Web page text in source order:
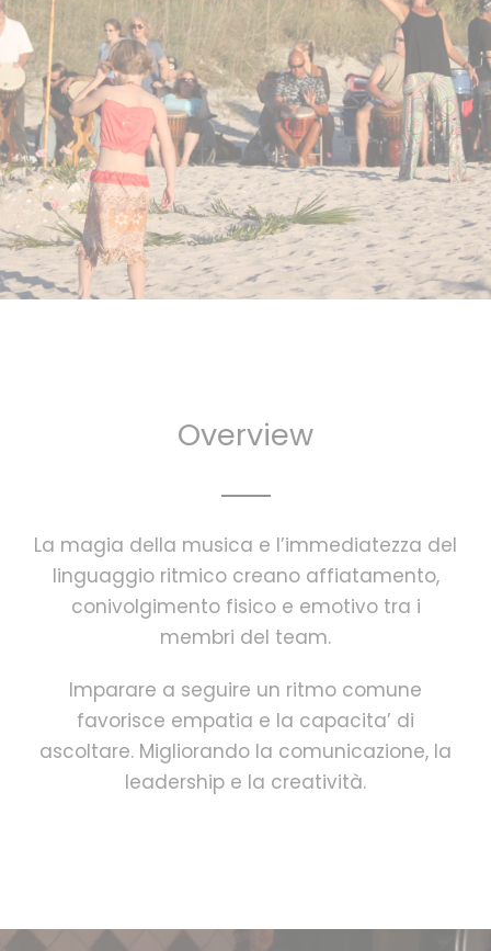
Overview
La magia della musica e l’immediatezza del
linguaggio ritmico creano affiatamento,
conivolgimento fisico e emotivo tra i
membri del team.
Imparare a seguire un ritmo comune
favorisce empatia e la capacita’ di
ascoltare. Migliorando la comunicazione, la
leadership e la creatività.